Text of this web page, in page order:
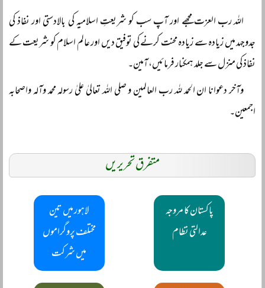
اللہ رب العزت مجھے اور آپ سب کو شریعتِ اسلامیہ کی بالادستی اور نفاذ کی
جدوجہد میں زیادہ سے زیادہ محنت کرنے کی توفیق دیں اور عالم اسلام کو شریعت کے
نفاذ کی منزل سے جلد ہمکنار فرمائیں، آمین۔
وآخر دعوانا ان الحمد للہ رب العالمین و صلی اللہ تعالیٰ علیٰ رسولہ محمد وآلہ واصحابہ
اجمعین۔
متفرق تحریریں
پاکستان کا مروجہ
عدالتی نظام
لاہور میں تین
مختلف پروگراموں
میں شرکت